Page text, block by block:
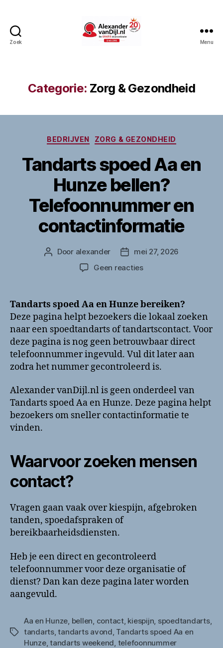
Zoek Menu
Categorie: Zorg & Gezondheid
Categorieën
BEDRIJVEN ZORG & GEZONDHEID
Tandarts spoed Aa en
Hunze bellen?
Telefoonnummer en
contactinformatie
Berichtauteur
Door alexander Berichtdatum
mei 27, 2026
Geen reactiesop
Aa
en
Hunze
bellen?
Telefoonnummer
en
contactinformatie
Tandarts spoed Aa en Hunze bereiken?
Deze pagina helpt bezoekers die lokaal zoeken
naar een spoedtandarts of tandartscontact. Voor
deze pagina is nog geen betrouwbaar direct
telefoonnummer ingevuld. Vul dit later aan
zodra het nummer gecontroleerd is.
Alexander vanDijl.nl is geen onderdeel van
Tandarts spoed Aa en Hunze. Deze pagina helpt
bezoekers om sneller contactinformatie te
vinden.
Waarvoor zoeken mensen
contact?
Vragen gaan vaak over kiespijn, afgebroken
tanden, spoedafspraken of
bereikbaarheidsdiensten.
Heb je een direct en gecontroleerd
telefoonnummer voor deze organisatie of
dienst? Dan kan deze pagina later worden
aangevuld.
Tags
Aa en Hunze bellen contact, kiespijn spoedtandarts,
tandarts,tandarts avond Tandarts spoed Aa en
Hunze,tandarts weekend telefoonnummer